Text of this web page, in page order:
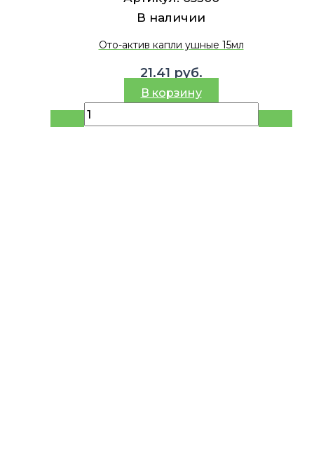
В наличии
Ото-актив капли ушные 15мл
21.41 руб.
В корзину